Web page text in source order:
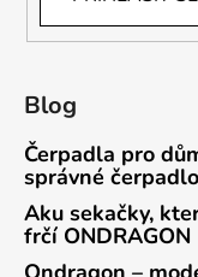
Blog
Čerpadla pro
správné čerpadlo
Aku sekačky,
frčí ONDRAGON